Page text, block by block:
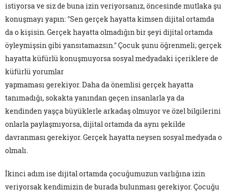
istiyorsa ve siz de buna izin veriyorsanız, öncesinde mutlaka şu
konuşmayı yapın: "Sen gerçek hayatta kimsen dijital ortamda
da o kişisin. Gerçek hayatta olmadığın bir şeyi dijital ortamda
öyleymişsin gibi yansıtamazsın." Çocuk şunu öğrenmeli; gerçek
hayatta küfürlü konuşmuyorsa sosyal medyadaki içeriklere de
küfürlü yorumlar
yapmaması gerekiyor. Daha da önemlisi gerçek hayatta
tanımadığı, sokakta yanından geçen insanlarla ya da
kendinden yaşça büyüklerle arkadaş olmuyor ve özel bilgilerini
onlarla paylaşmıyorsa, dijital ortamda da aynı şekilde
davranması gerekiyor. Gerçek hayatta neysen sosyal medyada o
olmalı.
İkinci adım ise dijital ortamda çocuğumuzun varlığına izin
veriyorsak kendimizin de burada bulunması gerekiyor. Çocuğu